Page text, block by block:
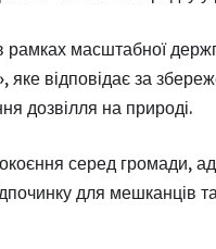
масштабної
яке відповідає за
дозвілля на природі.
серед громади,
для мешканців